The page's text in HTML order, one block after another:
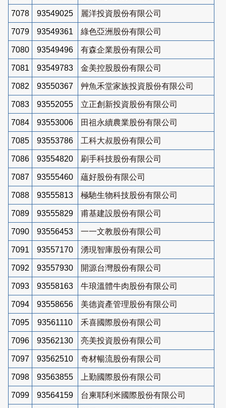
7078 93549025 麗洋投資股份有限公司
7079 93549361 綠色亞洲股份有限公司
7080 93549496 有森企業股份有限公司
7081 93549783 金美控股股份有限公司
7082 93550367 艸魚禾堂家族投資股份有限公司
7083 93552055 立正創新投資股份有限公司
7084 93553006 田祖永續農業股份有限公司
7085 93553786 工科大叔股份有限公司
7086 93554820 刷手科技股份有限公司
7087 93555460 蘊好股份有限公司
7088 93555813 極馳生物科技股份有限公司
7089 93555829 甫基建設股份有限公司
7090 93556453 一一文教股份有限公司
7091 93557170 湧現智庫股份有限公司
7092 93557930 開源台灣股份有限公司
7093 93558163 牛琅溫體牛肉股份有限公司
7094 93558656 美德資產管理股份有限公司
7095 93561110 禾喜國際股份有限公司
7096 93562130 亮美投資股份有限公司
7097 93562510 奇材暢流股份有限公司
7098 93563855 上勤國際股份有限公司
7099 93564159 台柬耶利米國際股份有限公司